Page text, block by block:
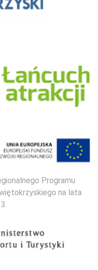
Programu
na lata